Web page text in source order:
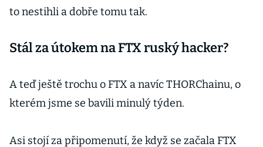
to nestihli a dobře tomu tak.
Stál za útokem na FTX ruský hacker?
A teď ještě trochu o FTX a navíc THORChainu, o
kterém jsme se bavili minulý týden.
Asi stojí za připomenutí, že když se začala FTX